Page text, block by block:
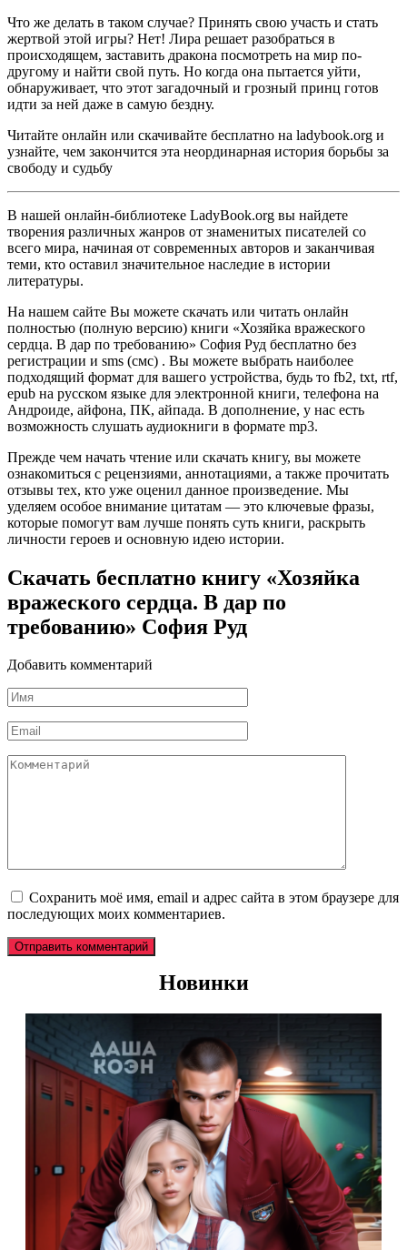
Что же делать в таком случае? Принять свою участь и стать
жертвой этой игры? Нет! Лира решает разобраться в
происходящем, заставить дракона посмотреть на мир по-
другому и найти свой путь. Но когда она пытается уйти,
обнаруживает, что этот загадочный и грозный принц готов
идти за ней даже в самую бездну.
Читайте онлайн или скачивайте бесплатно на ladybook.org и
узнайте, чем закончится эта неординарная история борьбы за
свободу и судьбу
В нашей онлайн-библиотеке LadyBook.org вы найдете
творения различных жанров от знаменитых писателей со
всего мира, начиная от современных авторов и заканчивая
теми, кто оставил значительное наследие в истории
литературы.
На нашем сайте Вы можете скачать или читать онлайн
полностью (полную версию) книги «Хозяйка вражеского
сердца. В дар по требованию» София Руд бесплатно без
регистрации и sms (смс) . Вы можете выбрать наиболее
подходящий формат для вашего устройства, будь то fb2, txt, rtf,
epub на русском языке для электронной книги, телефона на
Андроиде, айфона, ПК, айпада. В дополнение, у нас есть
возможность слушать аудиокниги в формате mp3.
Прежде чем начать чтение или скачать книгу, вы можете
ознакомиться с рецензиями, аннотациями, а также прочитать
отзывы тех, кто уже оценил данное произведение. Мы
уделяем особое внимание цитатам — это ключевые фразы,
которые помогут вам лучше понять суть книги, раскрыть
личности героев и основную идею истории.
Скачать бесплатно книгу «Хозяйка
вражеского сердца. В дар по
требованию» София Руд
Добавить комментарий
Имя
*
Email
*
Комментарий
Сохранить моё имя, email и адрес сайта в этом браузере для
последующих моих комментариев.
Новинки